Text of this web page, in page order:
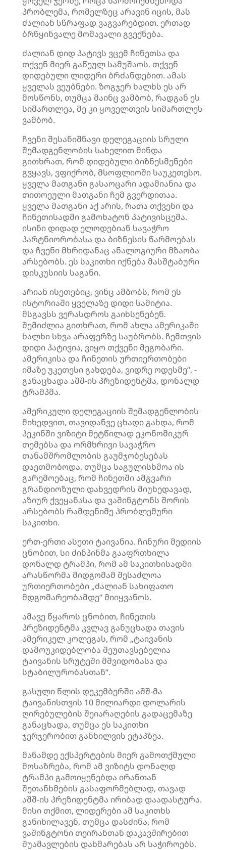
პრობლემა, რომელზეც არავინ იცის, მას
ძალიან სწრაფად ვაგვარებდით. ერთად
ბრწყინვალე მომავალი გვექნება.
ძალიან დიდ პატივს ვცემ ჩინეთსა და
თქვენ მიერ გაწეულ სამუშაოს. თქვენ
დიდებული ლიდერი ბრძანდებით. ამას
ყველას ვეუბნები. ზოგჯერ ხალხს ეს არ
მოსწონს, თუმცა მაინც ვამბობ, რადგან ეს
სიმართლეა, მე კი ყოველთვის სიმართლეს
ვამბობ.
ჩვენი შესანიშნავი დელეგაციის სრული
შემადგენლობის სახელით მინდა
გითხრათ, რომ დიდებული ბიზნესმენები
გვყავს, ვფიქრობ, მსოფლიოში საუკეთესო.
ყველა მათგანი გასაოცარი ადამიანია და
თითოეული მათგანი ჩემ გვერდითაა.
ყველა მათგანი აქ არის, რათა თქვენი და
ჩინეთისადმი გამოხატონ პატივისცემა.
ისინი დიდად ელოდებიან სავაჭრო
პარტნიორობასა და ბიზნესის წარმოებას
და ჩვენი მხრიდანაც ანალოგიური მზაობა
არსებობს. ეს საკითხი იქნება მასშტაბური
დისკუსიის საგანი.
არიან ისეთებიც, ვინც ამბობს, რომ ეს
ისტორიაში ყველაზე დიდი სამიტია.
მსგავსს ვერასდროს გაიხსენებენ.
შემიძლია გითხრათ, რომ ახლა ამერიკაში
ხალხი სხვა არაფერზე საუბრობს. ჩემთვის
დიდი პატივია, ვიყო თქვენი მეგობარი.
ამერიკისა და ჩინეთის ურთიერთობები
იმაზე უკეთესი გახდება, ვიდრე ოდესმე“, -
განაცხადა აშშ-ის პრეზიდენტმა, დონალდ
ტრამპმა.
ამერიკული დელეგაციის შემადგენლობის
მიხედვით, თავიდანვე ცხადი გახდა, რომ
პეკინში ვიზიტი მეტწილად ეკონომიკურ
თემებსა და ორმხრივი სავაჭრო
თანამშრომლობის გაუმჯობესებას
დაეთმობოდა, თუმცა საგულისხმოა ის
გარემოებაც, რომ ჩინეთში ამგვარი
გრანდიოზული დახვედრის მიუხედავად,
აზიურ ქვეყანასა და ვაშინგტონს შორის
არსებობს რამდენიმე პრობლემური
საკითხი.
ერთ-ერთი ასეთი ტაივანია. ჩინური მედიის
ცნობით, სი ძინპინმა გააფრთხილა
დონალდ ტრამპი, რომ ამ საკითხისადმი
არასწორმა მიდგომამ შესაძლოა
ურთიერთობები „ძალიან სახიფათო
მდგომარეობამდე“ მიიყვანოს.
ამავე წყაროს ცნობით, ჩინეთის
პრეზიდენტმა კვლავ განუცხადა თავის
ამერიკელ კოლეგას, რომ „ტაივანის
დამოუკიდებლობა შეუთავსებელია
ტაივანის სრუტეში მშვიდობასა და
სტაბილურობასთან“.
გასული წლის დეკემბერში აშშ-მა
ტაივანისთვის 10 მილიარდი დოლარის
ღირებულების შეიარაღების გადაცემაზე
განაცხადა, თუმცა ეს საკითხი
ჯერჯერობით განხილვის ეტაპზეა.
მანამდე ექსპერტების მიერ გამოთქმული
მოსაზრება, რომ ამ ვიზიტს დონალდ
ტრამპი გამოიყენებდა ირანთან
შეთანხმების გასაფორმებლად, თავად
აშშ-ის პრეზიდენტმა ირიბად დაადასტურა.
მისი თქმით, ლიდერები ამ საკითხს
განიხილავენ, თუმცა დასძინა, რომ
ვაშინგტონი თეირანთან დაკავშირებით
შუამავლების დახმარებას არ საჭიროებს.